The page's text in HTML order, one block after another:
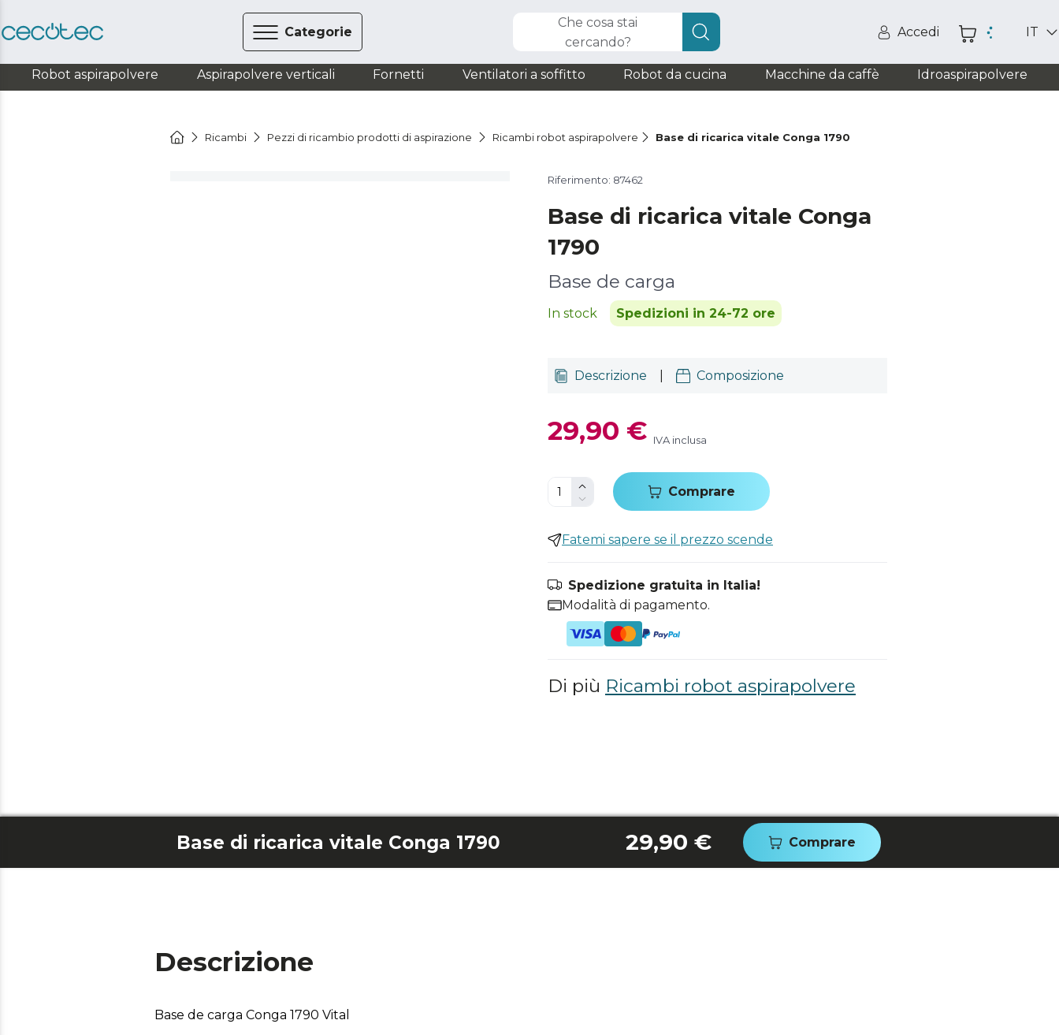
Categorie
Che cosa stai
cercando?
Accedi IT
Robot aspirapolvere Aspirapolvere verticali Fornetti Ventilatori a soffitto Robot da cucina Macchine da caffè Idroaspirapolvere
Ricambi Pezzi di ricambio prodotti di aspirazione Ricambi robot aspirapolvere Base di ricarica vitale Conga 1790
Riferimento: 87462
Base di ricarica vitale Conga
1790
Base de carga
In stock Spedizioni in 24-72 ore
Descrizione Composizione
29,90 € IVA inclusa
Comprare
Fatemi sapere se il prezzo scende
Spedizione gratuita in Italia!
Modalità di pagamento.
Di più Ricambi robot aspirapolvere
Base di ricarica vitale Conga 1790 29,90 € Comprare
Descrizione
Base de carga Conga 1790 Vital